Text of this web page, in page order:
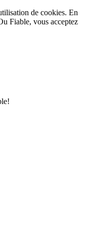
de cookies. En
Fiable, vous acceptez